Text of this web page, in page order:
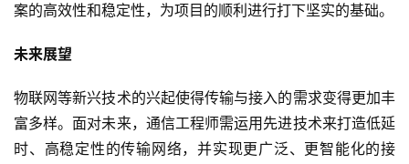
案的高效性和稳定性，为项目的顺利进行打下坚实的基础。
未来展望
物联网等新兴技术的兴起使得传输与接入的需求变得更加丰
富多样。面对未来，通信工程师需运用先进技术来打造低延
时、高稳定性的传输网络，并实现更广泛、更智能化的接